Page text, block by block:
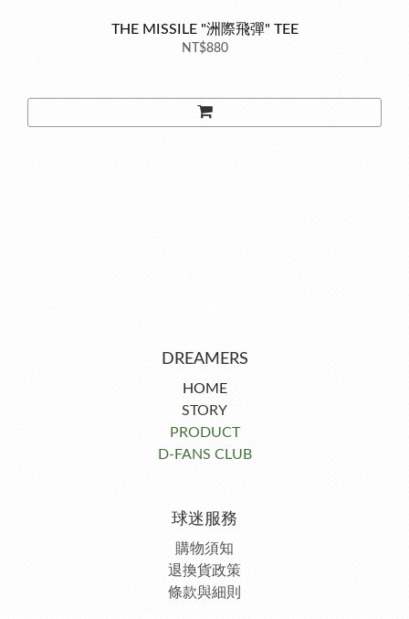
THE MISSILE "洲際飛彈" TEE
NT$880
DREAMERS
HOME
STORY
PRODUCT
D-FANS CLUB
球迷服務
購物須知
退換貨政策
條款與細則